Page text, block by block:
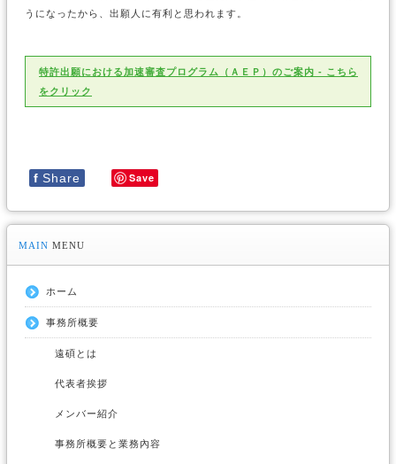
うになったから、出願人に有利と思われます。
特許出願における加速審査プログラム（ＡＥＰ）のご案内 - こちら
をクリック
f Share Save
MAIN MENU
ホーム
事務所概要
遠碩とは
代表者挨拶
メンバー紹介
事務所概要と業務內容